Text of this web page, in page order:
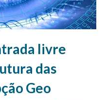
livre
das
Geo